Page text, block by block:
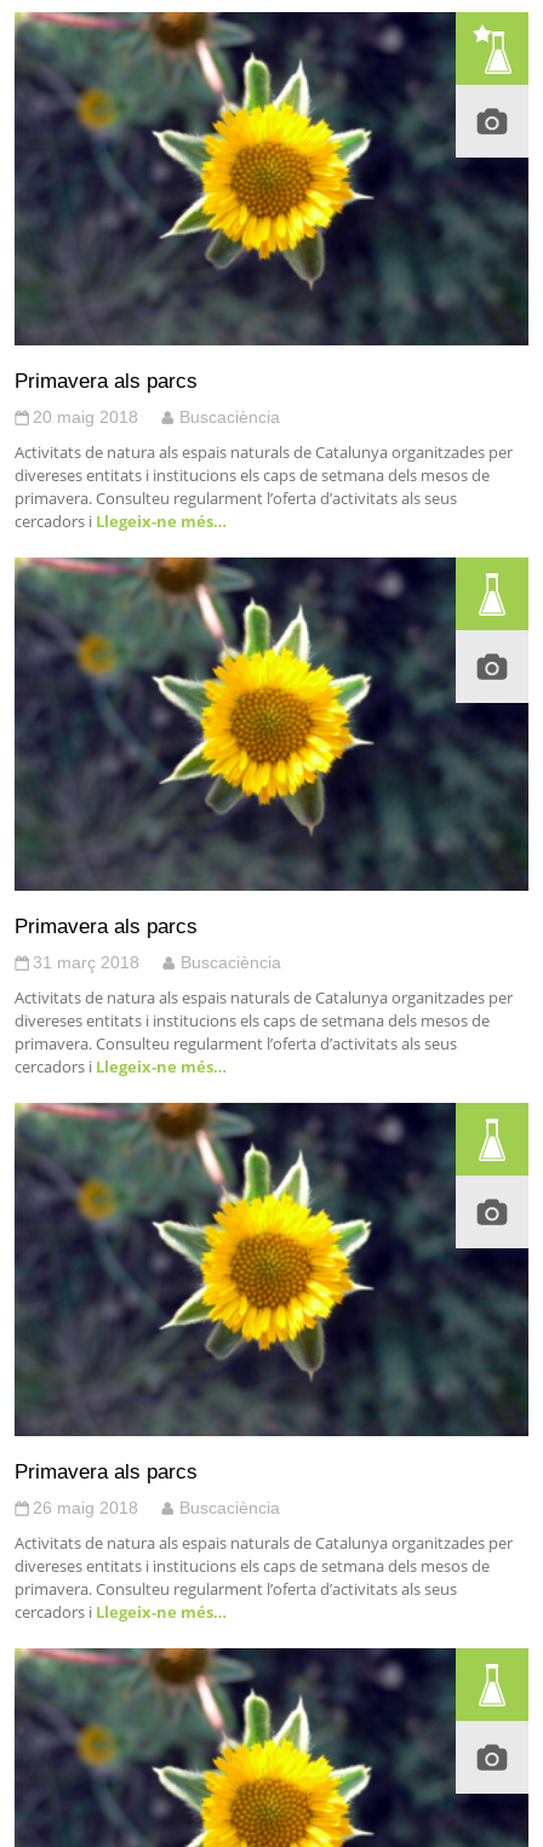
Primavera als parcs
20 maig 2018 Buscaciència
Activitats de natura als espais naturals de Catalunya organitzades per
divereses entitats i institucions els caps de setmana dels mesos de
primavera. Consulteu regularment l’oferta d’activitats als seus
cercadors i Llegeix-ne més…
Primavera als parcs
31 març 2018 Buscaciència
Activitats de natura als espais naturals de Catalunya organitzades per
divereses entitats i institucions els caps de setmana dels mesos de
primavera. Consulteu regularment l’oferta d’activitats als seus
cercadors i Llegeix-ne més…
Primavera als parcs
26 maig 2018 Buscaciència
Activitats de natura als espais naturals de Catalunya organitzades per
divereses entitats i institucions els caps de setmana dels mesos de
primavera. Consulteu regularment l’oferta d’activitats als seus
cercadors i Llegeix-ne més…